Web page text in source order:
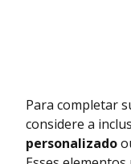
Para completar
considere a
personalizado